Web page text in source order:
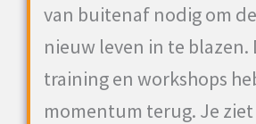
van buitenaf nodig om
nieuw leven in te blazen.
training en workshops
momentum terug. Je